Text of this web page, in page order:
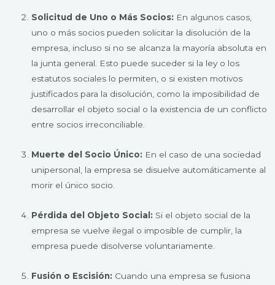
Solicitud de Uno o Más Socios: En algunos casos,
uno o más socios pueden solicitar la disolución de la
empresa, incluso si no se alcanza la mayoría absoluta en
la junta general. Esto puede suceder si la ley o los
estatutos sociales lo permiten, o si existen motivos
justificados para la disolución, como la imposibilidad de
desarrollar el objeto social o la existencia de un conflicto
entre socios irreconciliable.
Muerte del Socio Único: En el caso de una sociedad
unipersonal, la empresa se disuelve automáticamente al
morir el único socio.
Pérdida del Objeto Social: Si el objeto social de la
empresa se vuelve ilegal o imposible de cumplir, la
empresa puede disolverse voluntariamente.
Fusión o Escisión: Cuando una empresa se fusiona